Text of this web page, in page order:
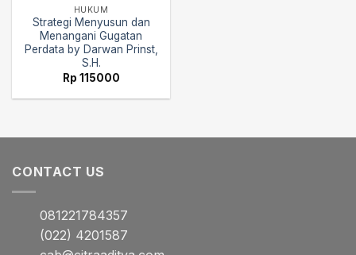
HUKUM
Strategi Menyusun dan
Menangani Gugatan
Perdata by Darwan Prinst,
S.H.
Rp 115000
CONTACT US
081221784357
(022) 4201587